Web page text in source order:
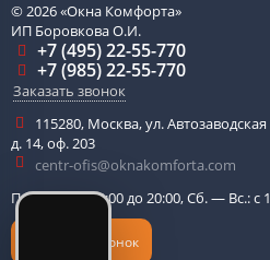
© 2026«Окна Комфорта»
ИП Боровкова О.И.
+7 (495) 22-55-770
+7 (985) 22-55-770
Заказать звонок
115280, Москва,ул. Автозаводская
д. 14, оф. 203
centr-ofis@oknakomforta.com
Пн. — Пт.: с 10:00 до 20:00, Сб. — Вс.: с
Обратный звонок